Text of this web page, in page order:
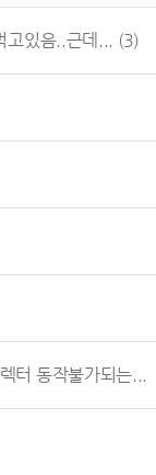
고있음..근데... (3)
터 동작불가되는...